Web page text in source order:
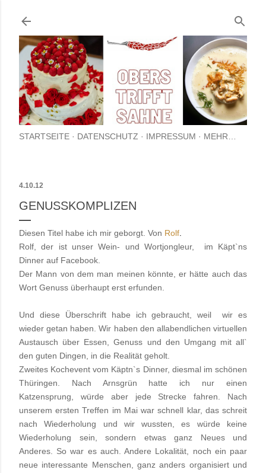
STARTSEITE DATENSCHUTZ IMPRESSUM MEHR…
4.10.12
GENUSSKOMPLIZEN
Diesen Titel habe ich mir geborgt. Von Rolf
Rolf, der ist unser Wein- und Wortjongleur, im Käpt`ns
Dinner auf Facebook.
Der Mann von dem man meinen könnte, er hätte auch das
Wort Genuss überhaupt erst erfunden.
Und diese Überschrift habe ich gebraucht, weil wir es
wieder getan haben. Wir haben den allabendlichen virtuellen
Austausch über Essen, Genuss und den Umgang mit all`
den guten Dingen, in die Realität geholt.
Zweites Kochevent vom Käptn`s Dinner, diesmal im schönen
Thüringen. Nach Arnsgrün hatte ich nur einen
Katzensprung, würde aber jede Strecke fahren. Nach
unserem ersten Treffen im Mai war schnell klar, das schreit
nach Wiederholung und wir wussten, es würde keine
Wiederholung sein, sondern etwas ganz Neues und
Anderes. So war es auch. Andere Lokalität, noch ein paar
neue interessante Menschen, ganz anders organisiert und